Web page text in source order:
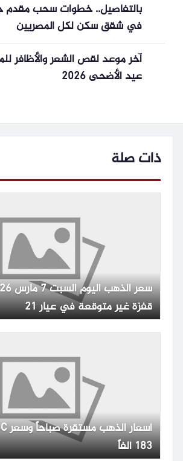
بالتفاصيل.. خطوات سحب مقدم
في شقق سكن لكل المصريين
آخر موعد لقص الشعر والأظافر
عيد الأضحى 2026
ذات صلة
قفزة غير متوقعة في عيار 21
183 ألفاً